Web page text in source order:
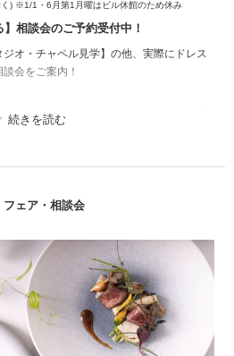
) ※1/1・6月第1月曜はビル休館のため休み
】相談会のご予約受付中！
オ・チャペル見学】の他、実際にドレス
会をご案内！
おります。
フェア・相談会